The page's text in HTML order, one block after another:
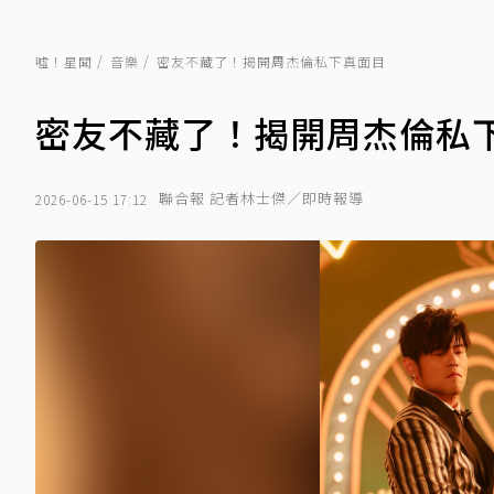
噓！星聞 音樂 密友不藏了！揭開周杰倫私下真面目
密友不藏了！揭開周杰倫私
2026-06-15 17:12 聯合報 記者林士傑／即時報導